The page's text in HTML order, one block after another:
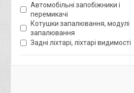
Автомобільні запобіжники і
перемикачі
Котушки запалювання, модулі
запалювання
Задні ліхтарі, ліхтарі видимості